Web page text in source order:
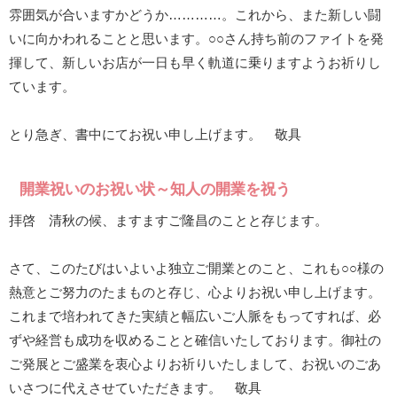
雰囲気が合いますかどうか…………。これから、また新しい闘
いに向かわれることと思います。○○さん持ち前のファイトを発
揮して、新しいお店が一日も早く軌道に乗りますようお祈りし
ています。
とり急ぎ、書中にてお祝い申し上げます。 敬具
開業祝いのお祝い状～知人の開業を祝う
拝啓 清秋の候、ますますご隆昌のことと存じます。
さて、このたびはいよいよ独立ご開業とのこと、これも○○様の
熱意とご努力のたまものと存じ、心よりお祝い申し上げます。
これまで培われてきた実績と幅広いご人脈をもってすれば、必
ずや経営も成功を収めることと確信いたしております。御社の
ご発展とご盛業を衷心よりお祈りいたしまして、お祝いのごあ
いさつに代えさせていただきます。 敬具